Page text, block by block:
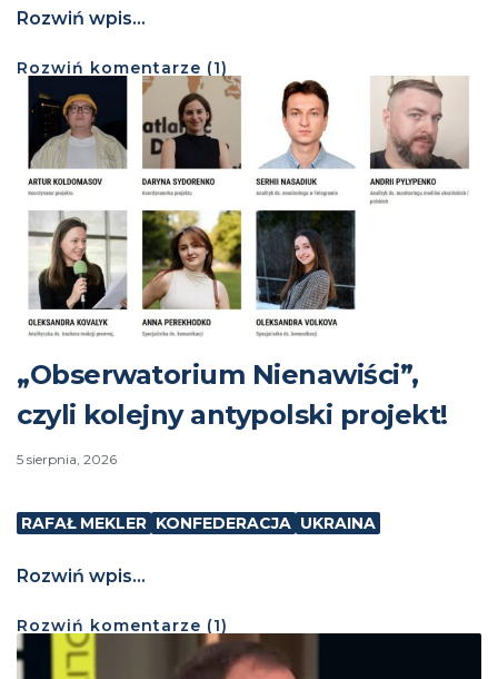
Rozwiń wpis...
Rozwiń komentarze (1)
„Obserwatorium Nienawiści”,
czyli kolejny antypolski projekt!
5 sierpnia, 2026
RAFAŁ MEKLER KONFEDERACJA UKRAINA
Rozwiń wpis...
Rozwiń komentarze (1)